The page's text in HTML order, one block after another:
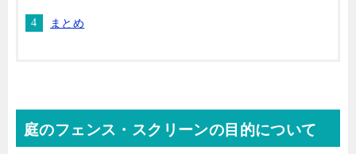
まとめ
庭のフェンス・スクリーンの目的について